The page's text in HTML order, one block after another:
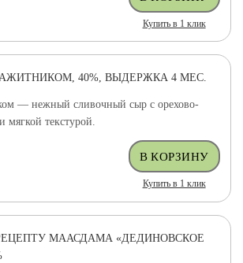
Купить в 1 клик
40%, ВЫДЕРЖКА 4 МЕС.
— нежный сливочный сыр с орехово-
мягкой текстурой.
Купить в 1 клик
МААСДАМА «ДЕДИНОВСКОЕ